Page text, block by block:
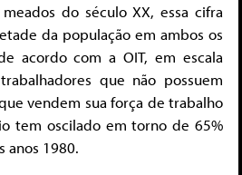
do século XX, essa cifra
da população em ambos os
acordo com a OIT, em escala
que não possuem
vendem sua força de trabalho
tem oscilado em torno de 65%
anos 1980.